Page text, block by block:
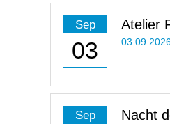
Sep
03
Atelier
Sep Nacht